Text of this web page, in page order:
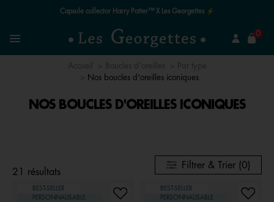
Capsule collector Harry Potter™ X Les Georgettes ⚡
MenuRecherchez un bijou
0
Nos boucles d'oreilles iconiques
NOS BOUCLES D'OREILLES ICONIQUES
21 résultats
Filtrer & Trier (0)
BEST-SELLER
PERSONNALISABLE
BEST-SELLER
PERSONNALISABLE